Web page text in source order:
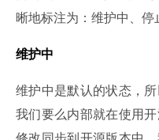
晰地标注为：维护中、停
维护中
维护中是默认的状态，
我们要么内部就在使用